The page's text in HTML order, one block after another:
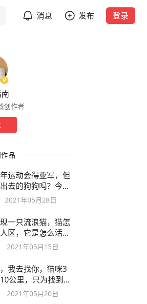
消息 发布 登录
创作者
品
运动会得亚军，但
去的狗狗吗？今年
2021年05月28日
一只流浪猫，猫怎
区，它是怎么活下
2021年05月15日
我去找你，猫咪3
公里，只为找到前
2021年05月20日